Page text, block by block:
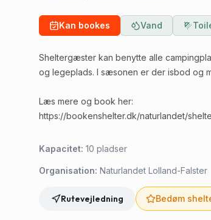
Kan bookes Vand
Sheltergæster kan benytte alle
og legeplads. I sæsonen er der isbod og
Læs mere og book her:
https://bookenshelter.dk/naturlandet/
Kapacitet: 10 pladser
Organisation: Naturlandet Lolland-Falster
Rutevejledning Bedøm